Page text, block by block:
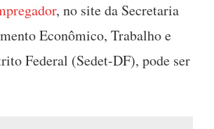
, no site da Secretaria
Econômico, Trabalho e
Federal (Sedet-DF), pode ser